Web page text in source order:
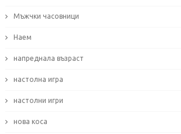
Мъжчки часовници
Наем
напреднала възраст
настолна игра
настолни игри
нова коса